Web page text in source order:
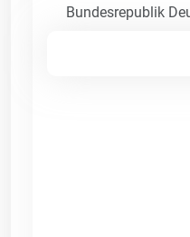
Bundesrepublik